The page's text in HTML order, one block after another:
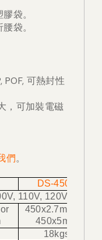
膠袋。
袋。
POF, 可熱封性
，可加裝電磁
們。
DS-450F
110V, 120V, 220V,
450x2.7mm or
450x5mm
18kgs